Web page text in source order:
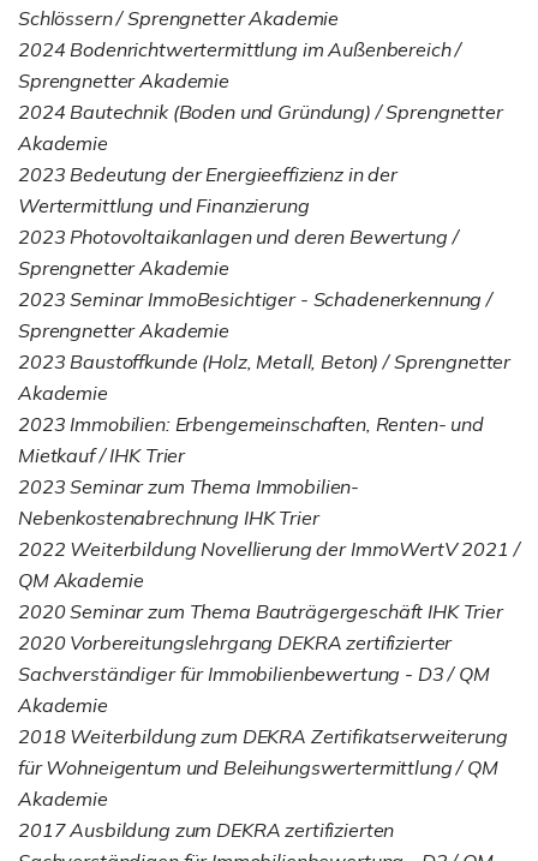
Schlössern / Sprengnetter Akademie
2024 Bodenrichtwertermittlung im Außenbereich /
Sprengnetter Akademie
2024 Bautechnik (Boden und Gründung) / Sprengnetter
Akademie
2023 Bedeutung der Energieeffizienz in der
Wertermittlung und Finanzierung
2023 Photovoltaikanlagen und deren Bewertung /
Sprengnetter Akademie
2023 Seminar ImmoBesichtiger - Schadenerkennung /
Sprengnetter Akademie
2023 Baustoffkunde (Holz, Metall, Beton) / Sprengnetter
Akademie
2023 Immobilien: Erbengemeinschaften, Renten- und
Mietkauf / IHK Trier
2023 Seminar zum Thema Immobilien-
Nebenkostenabrechnung IHK Trier
2022 Weiterbildung Novellierung der ImmoWertV 2021 /
QM Akademie
2020 Seminar zum Thema Bauträgergeschäft IHK Trier
2020 Vorbereitungslehrgang DEKRA zertifizierter
Sachverständiger für Immobilienbewertung - D3 / QM
Akademie
2018 Weiterbildung zum DEKRA Zertifikatserweiterung
für Wohneigentum und Beleihungswertermittlung / QM
Akademie
2017 Ausbildung zum DEKRA zertifizierten